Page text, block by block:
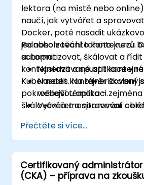
lektora (na místě nebo
naučí, jak vytvářet a
Docker, poté nasadit
jednoho z těchto kontejnerů.
automatizovat, škálovat a řídit
kontejnerizované aplikace v
Kubernetes. Na závěr školení
pokročilejší témata –
škálování a monitorování
Po absolvování tohoto kurzu
schopni:
Nastavit a spustit
Nasadit kontejnerizovaný
webovou aplikaci.
Vytvářet a spravovat
Pomocí Kubernetes
spravovat webovou
clusteru.
Zajišťovat bezpečnost,
monitorovat cluster
Přečtěte si více...
Certifikovaný administrátor
(CKA) – příprava na